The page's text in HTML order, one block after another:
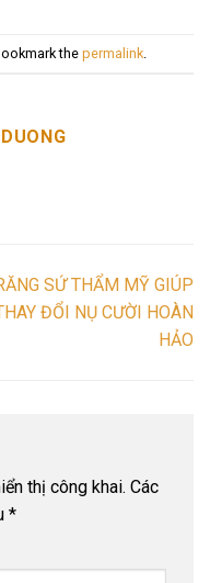
the permalink
SỨ THẨM MỸ GIÚP
ĐỔI NỤ CƯỜI HOÀN
HẢO
thị công khai. Các
*